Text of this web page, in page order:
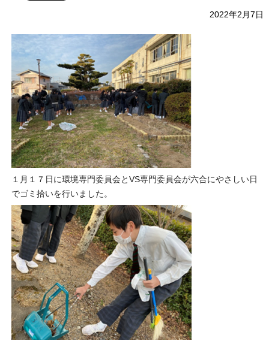
2022年2月7日
１月１７日に環境専門委員会とVS専門委員会が六合にやさしい日
でゴミ拾いを行いました。